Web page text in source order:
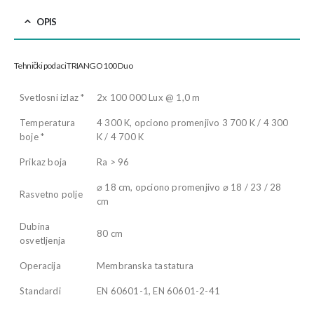
OPIS
Tehnički podaci TRIANGO 100 Duo
Svetlosni izlaz * 2x 100 000 Lux @ 1,0 m
Temperatura
boje *
4 300 K, opciono promenjivo 3 700 K / 4 300
K / 4 700 K
Prikaz boja Ra > 96
Rasvetno polje
⌀ 18 cm, opciono promenjivo ⌀ 18 / 23 / 28
cm
Dubina
osvetljenja
80 cm
Operacija Membranska tastatura
Standardi EN 60601-1, EN 60601-2-41